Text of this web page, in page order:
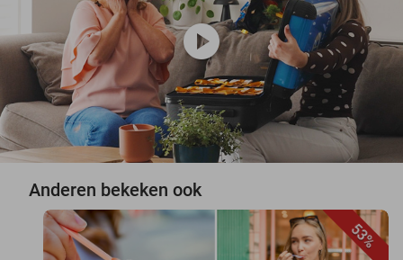
play_circle
Anderen bekeken ook
53%